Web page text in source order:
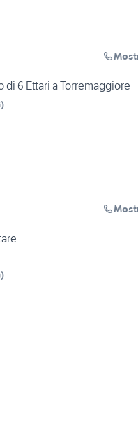
6 Ettari a Torremaggiore
)
)